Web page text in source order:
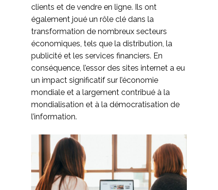
clients et de vendre en ligne. Ils ont
également joué un rôle clé dans la
transformation de nombreux secteurs
économiques, tels que la distribution, la
publicité et les services financiers. En
conséquence, l’essor des sites internet a eu
un impact significatif sur l’économie
mondiale et a largement contribué à la
mondialisation et à la démocratisation de
l’information.